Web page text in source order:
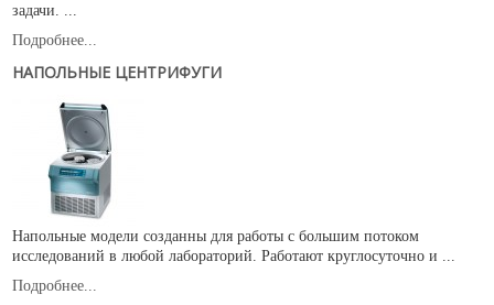
задачи. ...
Подробнее...
НАПОЛЬНЫЕ ЦЕНТРИФУГИ
Напольные модели созданны для работы с большим потоком
исследований в любой лабораторий. Работают круглосуточно и ...
Подробнее...